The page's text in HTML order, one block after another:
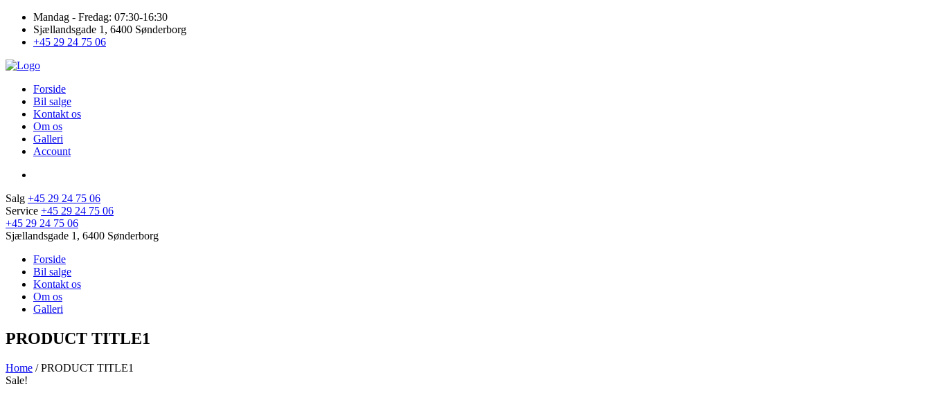
Mandag - Fredag: 07:30-16:30
Sjællandsgade 1, 6400 Sønderborg
+45 29 24 75 06
Forside
Bil salge
Kontakt os
Om os
Galleri
Account
Salg +45 29 24 75 06
Service +45 29 24 75 06
+45 29 24 75 06
Sjællandsgade 1, 6400 Sønderborg
Forside
Bil salge
Kontakt os
Om os
Galleri
PRODUCT TITLE1
Home / PRODUCT TITLE1
Sale!